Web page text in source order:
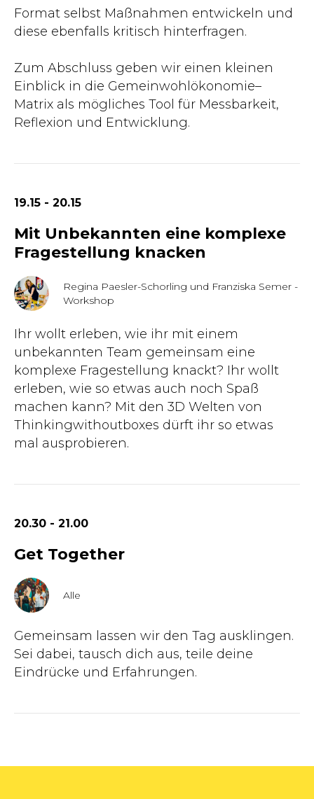
Format selbst Maßnahmen entwickeln und
diese ebenfalls kritisch hinterfragen.
Zum Abschluss geben wir einen kleinen
Einblick in die Gemeinwohlökonomie–
Matrix als mögliches Tool für Messbarkeit,
Reflexion und Entwicklung.
19.15 - 20.15
Mit Unbekannten eine komplexe
Fragestellung knacken
Regina Paesler-Schorling und Franziska Semer -
Workshop
Ihr wollt erleben, wie ihr mit einem
unbekannten Team gemeinsam eine
komplexe Fragestellung knackt? Ihr wollt
erleben, wie so etwas auch noch Spaß
machen kann? Mit den 3D Welten von
Thinkingwithoutboxes dürft ihr so etwas
mal ausprobieren.
20.30 - 21.00
Get Together
Alle
Gemeinsam lassen wir den Tag ausklingen.
Sei dabei, tausch dich aus, teile deine
Eindrücke und Erfahrungen.